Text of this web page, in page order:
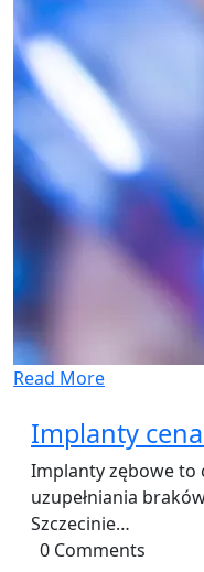
Read More
Implanty
Implanty zębowe to
uzupełniania
Szczecinie…
0 Comments